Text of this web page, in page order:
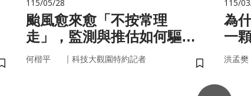
儲存書籤
115/05/28
颱風愈來愈「不按常理
走」，監測與推估如何驅動
防災決策？
何楷平 ｜ 科技大觀園特約記者
儲存書籤
115/
為
一
嗎？
洪孟樊